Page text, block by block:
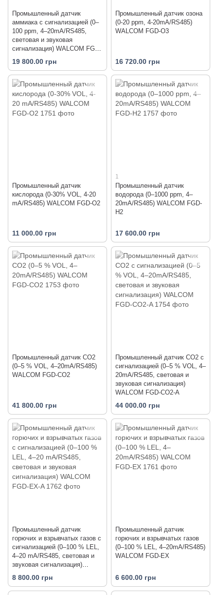
Промышленный датчик
аммиака с сигнализацией (0–
100 ppm, 4–20mA/RS485,
световая и звуковая
сигнализация) WALCOM FGD-
19 800.00 грн
Промышленный датчик озона
(0-20 ppm, 4-20mA/RS485)
WALCOM FGD-O3
16 720.00 грн
Промышленный датчик
кислорода (0-30% VOL, 4-20
mA/RS485) WALCOM FGD-O2
11 000.00 грн
1
Промышленный датчик
водорода (0–1000 ppm, 4–
20mA/RS485) WALCOM FGD-
H2
17 600.00 грн
Промышленный датчик CO2
(0–5 % VOL, 4–20mA/RS485)
WALCOM FGD-CO2
41 800.00 грн
Промышленный датчик CO2 с
сигнализацией (0–5 % VOL, 4–
20mA/RS485, световая и
звуковая сигнализация)
WALCOM FGD-CO2-A
44 000.00 грн
Промышленный датчик
горючих и взрывчатых газов с
сигнализацией (0–100 % LEL,
4–20 mA/RS485, световая и
звуковая сигнализация)
WALCOM FGD-EX-A
8 800.00 грн
Промышленный датчик
горючих и взрывчатых газов
(0–100 % LEL, 4–20mA/RS485)
WALCOM FGD-EX
6 600.00 грн